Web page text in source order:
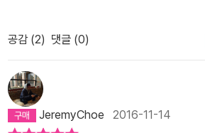
출을 시도해 보자는 '예스 프로젝트'. 나의
다양한 일들로 외롭거나 고립된 삶에서의 탈
이 들기도 한다. 긍정적 삶의 방식으로의 전
제할 수 없겠다. 마음의 상처를 치유하는 방
노력하기 보다는 제3자 입장에서, 즉 관찰자
이해하는 방식으로 전환될 수 있는 인사이드
공감 (2) 댓글 (0)
JeremyChoe 2016-11-14